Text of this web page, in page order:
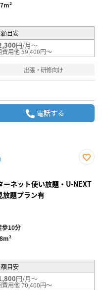
額目安
円/月～
費用他 59,400円～
出張・研修向け
電話する
り登
録
ーネット使い放題・U-NEXT
放題プラン有
歩10分
額目安
円/月～
費用他 70,400円～